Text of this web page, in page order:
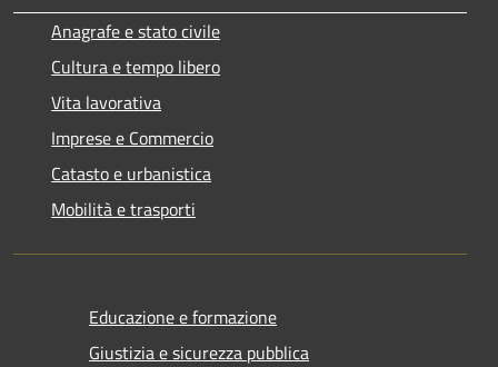
Anagrafe e stato civile
Cultura e tempo libero
Vita lavorativa
Imprese e Commercio
Catasto e urbanistica
Mobilità e trasporti
Educazione e formazione
Giustizia e sicurezza pubblica